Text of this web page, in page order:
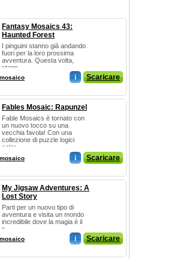
Fantasy Mosaics 43:
Haunted Forest
I pinguini stanno già andando
fuori per la loro prossima
avventura. Questa volta,
stann...
i Scaricare
Fables Mosaic: Rapunzel
Fable Mosaics è tornato con
un nuovo tocco su una
vecchia favola! Con una
collezione di puzzle logici
color...
i Scaricare
My Jigsaw Adventures: A
Lost Story
Parti per un nuovo tipo di
avventura e visita un mondo
incredibile dove la magia è il
s...
i Scaricare